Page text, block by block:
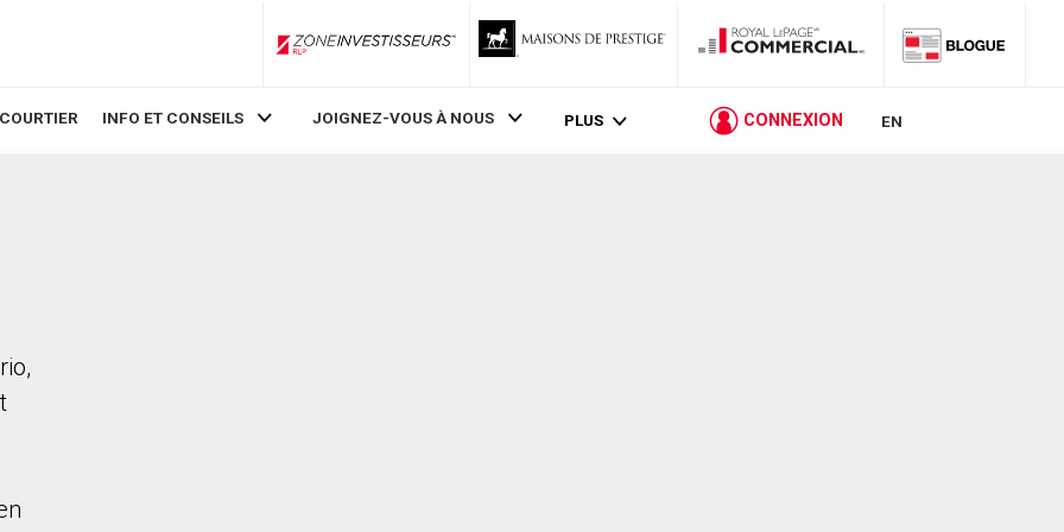
ZoneInvestisseurs RLP
INFO ET CONSEILS JOIGNEZ-VOUS À NOUS PLUS CONNEXION EN